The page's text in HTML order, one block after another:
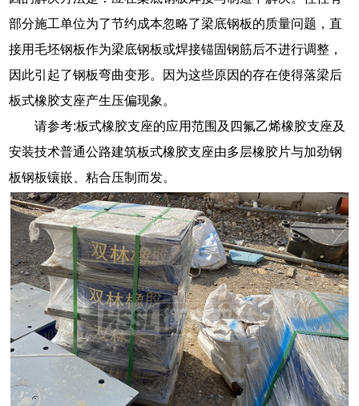
部分施工单位为了节约成本忽略了梁底钢板的质量问题，直
接用毛坯钢板作为梁底钢板或焊接锚固钢筋后不进行调整，
因此引起了钢板弯曲变形。因为这些原因的存在使得落梁后
板式橡胶支座产生压偏现象。
请参考:板式橡胶支座的应用范围及四氟乙烯橡胶支座及
安装技术普通公路建筑板式橡胶支座由多层橡胶片与加劲钢
板钢板镶嵌、粘合压制而发。